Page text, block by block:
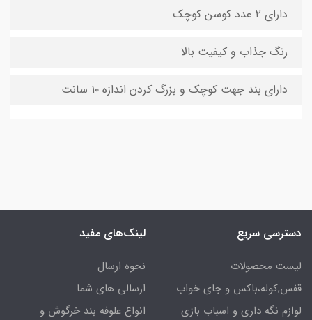
دارای ۲ عدد کوسن کوچک
رنگ جذاب و کیفیت بالا
دارای بند جهت کوچک و بزرگ کردن اندازه ۱۰ سانت
دسترسی سریع
لیست محصولات
قفس,کوله،باکس و جای خواب
لوازم نگه داری و اسباب بازی
لینک‌های مفید
نحوه ارسال
ارسالی های شما
انواع علوفه بند خرگوش و